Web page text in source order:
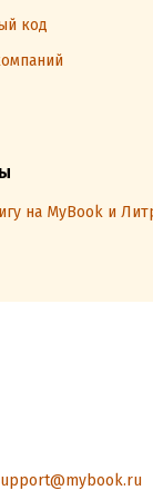
код
на MyBook и